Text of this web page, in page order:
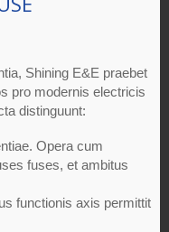
Shining E&E praebet
pro modernis electricis
distinguunt:
Opera cum
fuses, et ambitus
functionis axis permittit